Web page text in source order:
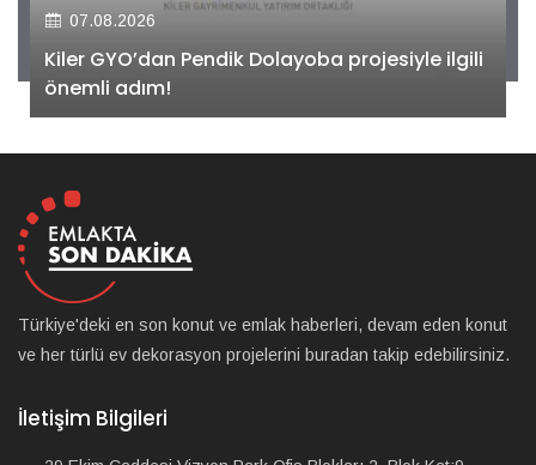
07.08.2026
Kiler GYO’dan Pendik Dolayoba projesiyle ilgili
önemli adım!
Türkiye'deki en son konut ve emlak haberleri, devam eden konut
ve her türlü ev dekorasyon projelerini buradan takip edebilirsiniz.
İletişim Bilgileri